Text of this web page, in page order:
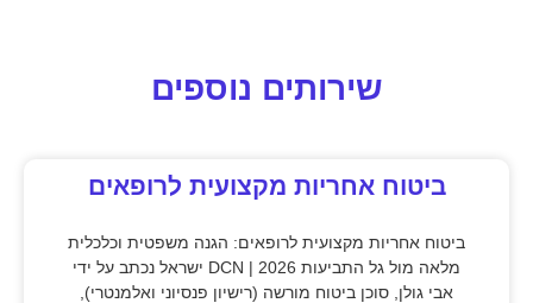
שירותים נוספים
ביטוח אחריות מקצועית לרופאים
ביטוח אחריות מקצועית לרופאים: הגנה משפטית וכלכלית
מלאה מול גל התביעות 2026 | DCN ישראל נכתב על ידי
אבי גולן, סוכן ביטוח מורשה (רישיון פנסיוני ואלמנטרי),